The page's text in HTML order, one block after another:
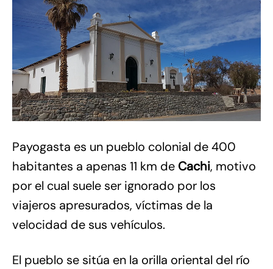
Payogasta es un pueblo colonial de 400
habitantes a apenas 11 km de Cachi, motivo
por el cual suele ser ignorado por los
viajeros apresurados, víctimas de la
velocidad de sus vehículos.
El pueblo se sitúa en la orilla oriental del río